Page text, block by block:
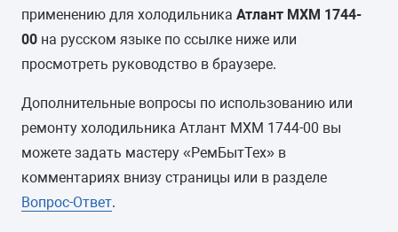
применению для холодильника Атлант МХМ 1744-
00 на русском языке по ссылке ниже или
просмотреть руководство в браузере.
Дополнительные вопросы по использованию или
ремонту холодильника Атлант МХМ 1744-00 вы
можете задать мастеру «РемБытТех» в
комментариях внизу страницы или в разделе
Вопрос-Ответ.